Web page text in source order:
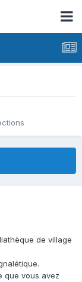
de village
que vous avez